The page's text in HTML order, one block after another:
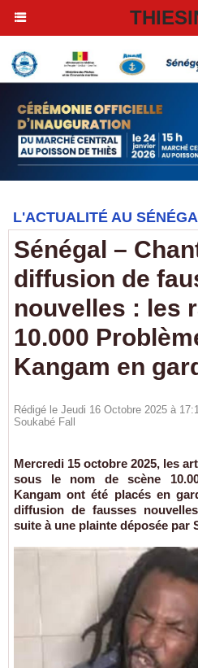
L'ACTUALITÉ AU
Sénégal –
diffusion de
nouvelles : les
10.000
Kangam en
Rédigé le Jeudi 16 Octobre 2025 à
Soukabé Fall
Mercredi 15 octobre 2025, les
sous le nom de scène
Kangam ont été placés en
diffusion de fausses
suite à une plainte déposée par